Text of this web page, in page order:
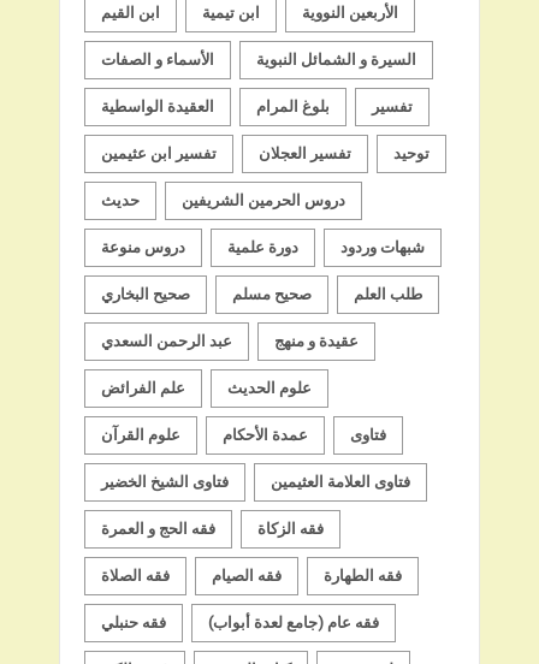
ابن القيم ابن تيمية الأربعين النووية
الأسماء و الصفات السيرة و الشمائل النبوية
العقيدة الواسطية بلوغ المرام تفسير
تفسير ابن عثيمين تفسير العجلان توحيد
حديث دروس الحرمين الشريفين
دروس منوعة دورة علمية شبهات وردود
صحيح البخاري صحيح مسلم طلب العلم
عبد الرحمن السعدي عقيدة و منهج
علم الفرائض علوم الحديث
علوم القرآن عمدة الأحكام فتاوى
فتاوى الشيخ الخضير فتاوى العلامة العثيمين
فقه الحج و العمرة فقه الزكاة
فقه الصلاة فقه الصيام فقه الطهارة
فقه حنبلي فقه عام (جامع لعدة أبواب)